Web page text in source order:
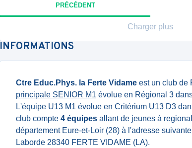
PRÉCÉDENT
Charger plus
INFORMATIONS
Ctre Educ.Phys. la Ferte Vidame est un club de
principale SENIOR M1 évolue en Régional 3
L'équipe U13 M1 évolue en Critérium U13 D3
club compte 4 équipes allant de jeunes à
département Eure-et-Loir (28) à l'adresse
Laborde 28340 FERTE VIDAME (LA).